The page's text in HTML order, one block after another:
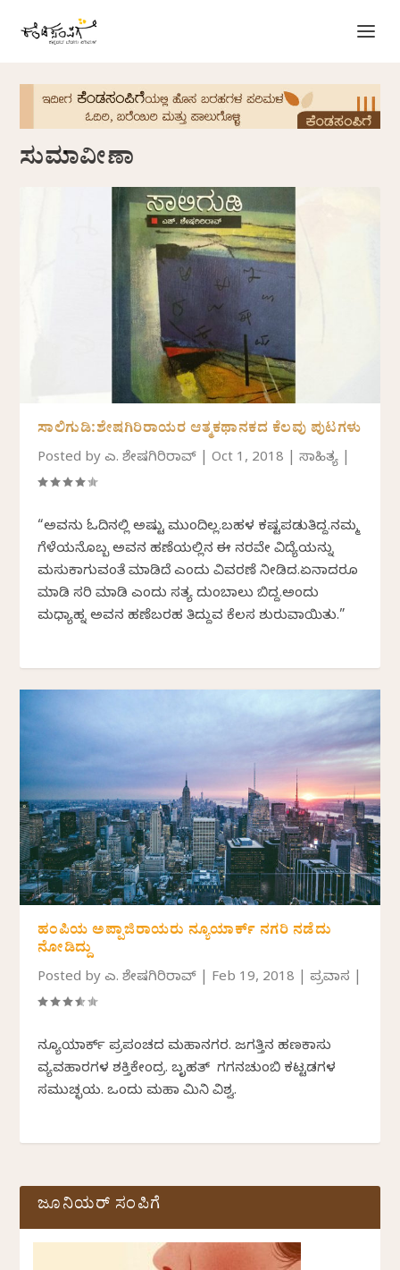
ಸುಮಾವೀಣಾ
ಸಾಲಿಗುಡಿ:ಶೇಷಗಿರಿರಾಯರ ಆತ್ಮಕಥಾನಕದ ಕೆಲವು ಪುಟಗಳು
Posted byಎಚ್. ಶೇಷಗಿರಿರಾವ್ |Oct 1, 2018 |ಸಾಹಿತ್ಯ
“ಅವನು ಓದಿನಲ್ಲಿ ಅಷ್ಟು ಮುಂದಿಲ್ಲ.ಬಹಳ ಕಷ್ಟಪಡುತಿದ್ದ.ನಮ್ಮ
ಗೆಳೆಯನೊಬ್ಬ ಅವನ ಹಣೆಯಲ್ಲಿನ ಈ ನರವೇ ವಿದ್ಯೆಯನ್ನು
ಮಸುಕಾಗುವಂತೆ ಮಾಡಿದೆ ಎಂದು ವಿವರಣೆ ನೀಡಿದ.ಏನಾದರೂ
ಮಾಡಿ ಸರಿ ಮಾಡಿ ಎಂದು ಸತ್ಯ ದುಂಬಾಲು ಬಿದ್ದ.ಅಂದು
ಮಧ್ಯಾಹ್ನ ಅವನ ಹಣೆಬರಹ ತಿದ್ದುವ ಕೆಲಸ ಶುರುವಾಯಿತು.”
ಹಂಪಿಯ ಅಪ್ಪಾಜಿರಾಯರು ನ್ಯೂಯಾರ್ಕ್ ನಗರಿ ನಡೆದು
ನೋಡಿದ್ದು
Posted byಎಚ್. ಶೇಷಗಿರಿರಾವ್ Feb 19, 2018 |ಪ್ರವಾಸ
ನ್ಯೂಯಾರ್ಕ್ ಪ್ರಪಂಚದ ಮಹಾನಗರ. ಜಗತ್ತಿನ ಹಣಕಾಸು
ವ್ಯವಹಾರಗಳ ಶಕ್ತಿಕೇಂದ್ರ. ಬೃಹತ್ ಗಗನಚುಂಬಿ ಕಟ್ಟಡಗಳ
ಸಮುಚ್ಛಯ. ಒಂದು ಮಹಾ ಮಿನಿ ವಿಶ್ವ.
ಜೂನಿಯರ್ ಸಂಪಿಗೆ